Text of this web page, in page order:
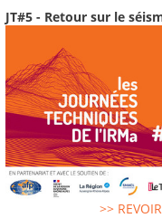
JT#5 - Retour sur le
>>